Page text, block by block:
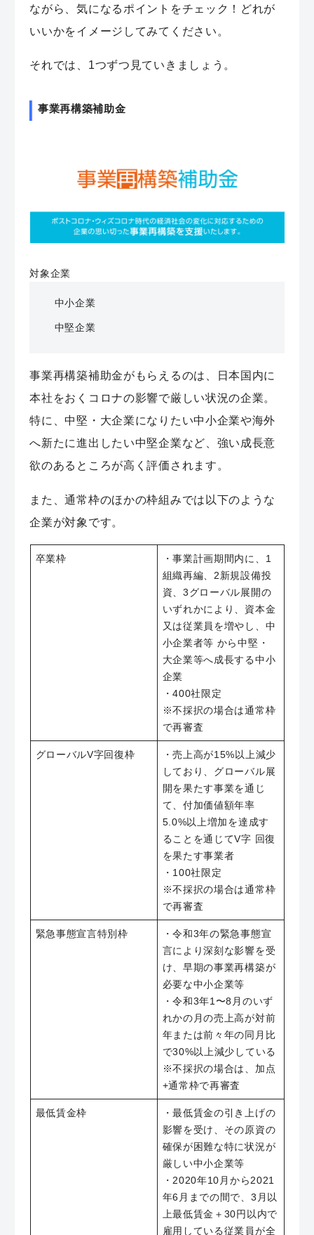
ながら、気になるポイントをチェック！どれが
いいかをイメージしてみてください。
それでは、1つずつ見ていきましょう。
事業再構築補助金
対象企業
中小企業
中堅企業
事業再構築補助金がもらえるのは、日本国内に
本社をおくコロナの影響で厳しい状況の企業。
特に、中堅・大企業になりたい中小企業や海外
へ新たに進出したい中堅企業など、強い成長意
欲のあるところが高く評価されます。
また、通常枠のほかの枠組みでは以下のような
企業が対象です。
卒業枠
・事業計画期間内に、1
組織再編、2新規設備投
資、3グローバル展開の
いずれかにより、資本金
又は従業員を増やし、中
小企業者等 から中堅・
大企業等へ成長する中小
企業
・400社限定
※不採択の場合は通常枠
で再審査
グローバルV字回復枠
・売上高が15%以上減少
しており、グローバル展
開を果たす事業を通じ
て、付加価値額年率
5.0%以上増加を達成す
ることを通じてV字 回復
を果たす事業者
・100社限定
※不採択の場合は通常枠
で再審査
緊急事態宣言特別枠
・令和3年の緊急事態宣
言により深刻な影響を受
け、早期の事業再構築が
必要な中小企業等
・令和3年1〜8月のいず
れかの月の売上高が対前
年または前々年の同月比
で30%以上減少している
※不採択の場合は、加点
+通常枠で再審査
最低賃金枠
・最低賃金の引き上げの
影響を受け、その原資の
確保が困難な特に状況が
厳しい中小企業等
・2020年10月から2021
年6月までの間で、3月以
上最低賃金＋30円以内で
雇用している従業員が全